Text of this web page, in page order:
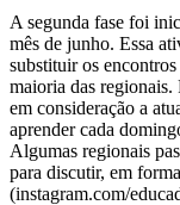
A segunda fase foi
mês de junho. Essa
substituir os
maioria das regionais.
em consideração a
aprender cada
Algumas regionais
para discutir, em
(instagram.com/